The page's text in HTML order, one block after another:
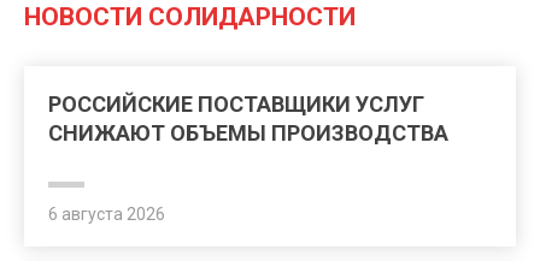
НОВОСТИ СОЛИДАРНОСТИ
РОССИЙСКИЕ ПОСТАВЩИКИ УСЛУГ
СНИЖАЮТ ОБЪЕМЫ ПРОИЗВОДСТВА
6 августа 2026